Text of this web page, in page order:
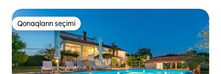
Qonaqların seçimi
Qonaqların seçimi